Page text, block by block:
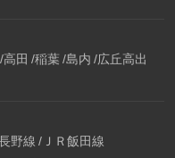
高田 稲葉 島内 広丘高出
野線 ＪＲ飯田線